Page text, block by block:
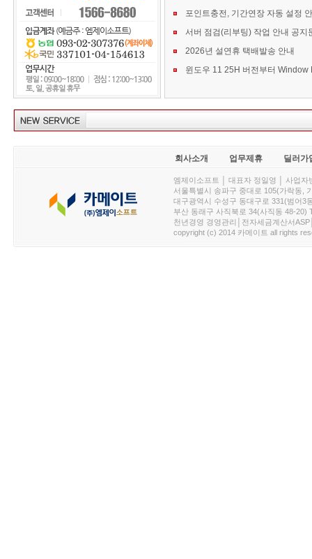
포인트충전, 기간연장 자동 설정
서버 점검(리부팅) 작업 안내 공지
2026년 설연휴 택배발송 안내
회사소개 업무제휴 딜러가
엠제이소프트 │ 대표자 정일영 │ 사업
서울특별시 송파구 중대로 105(가락동,
대구광역시 수성구 동대구로 331(범어3
부산 동래구 사직북로 34(사직동 48-20)
천년경영 경영관리│전자세금계산서
copyright (c) 2014 카메이트 all rights